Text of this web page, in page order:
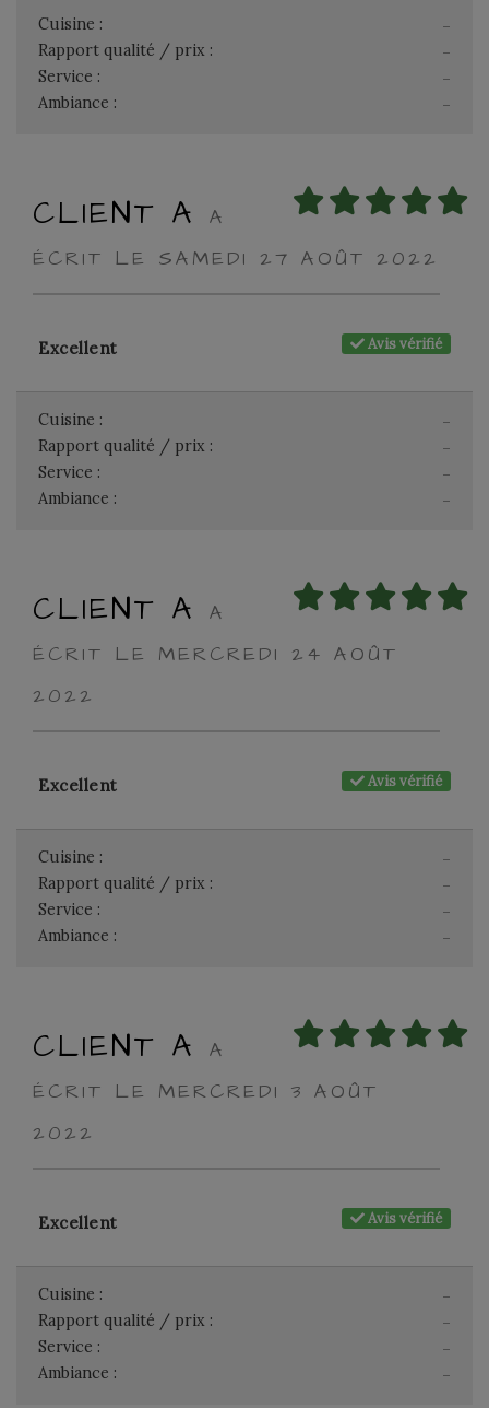
-
Cuisine :
-
Rapport qualité / prix :
-
Service :
-
Ambiance :
CLIENT A
A
ÉCRIT LE SAMEDI 27 AOÛT 2022
Avis vérifié
Excellent
-
Cuisine :
-
Rapport qualité / prix :
-
Service :
-
Ambiance :
CLIENT A
A
ÉCRIT LE MERCREDI 24 AOÛT
2022
Avis vérifié
Excellent
-
Cuisine :
-
Rapport qualité / prix :
-
Service :
-
Ambiance :
CLIENT A
A
ÉCRIT LE MERCREDI 3 AOÛT
2022
Avis vérifié
Excellent
-
Cuisine :
-
Rapport qualité / prix :
-
Service :
-
Ambiance :